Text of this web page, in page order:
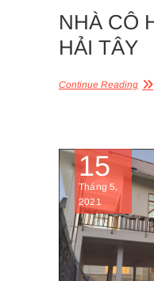
NHÀ CÔ
HẢI TÂY
Continue Reading
15
Tháng 5,
2021